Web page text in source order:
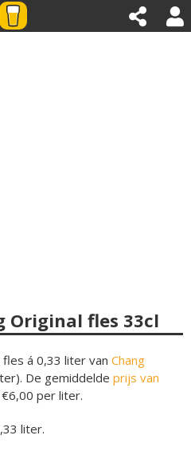
Original fles 33cl
á 0,33 liter van Chang
De gemiddelde prijs van
per liter.
liter.